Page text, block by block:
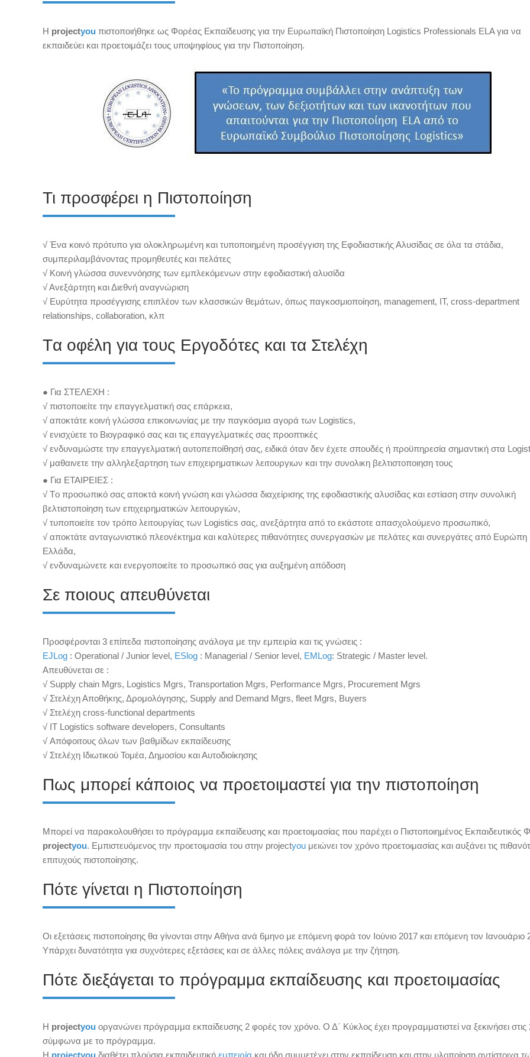
Η projectyou πιστοποιήθηκε ως Φορέας Εκπαίδευσης για την Ευρωπαϊκή Πιστοποίηση Logistics Professionals ELA για να
εκπαιδεύει και προετοιμάζει τους υποψηφίους για την Πιστοποίηση.
Τι προσφέρει η Πιστοποίηση
√ Ένα κοινό πρότυπο για ολοκληρωμένη και τυποποιημένη προσέγγιση της Εφοδιαστικής Αλυσίδας σε όλα τα στάδια,
συμπεριλαμβάνοντας προμηθευτές και πελάτες
√ Κοινή γλώσσα συνεννόησης των εμπλεκόμενων στην εφοδιαστική αλυσίδα
√ Ανεξάρτητη και Διεθνή αναγνώριση
√ Ευρύτητα προσέγγισης επιπλέον των κλασσικών θεμάτων, όπως παγκοσμιοποίηση, management, IT, cross-department
relationships, collaboration, κλπ
Tα οφέλη για τους Εργοδότες και τα Στελέχη
● Για ΣΤΕΛΕΧΗ :
√ πιστοποιείτε την επαγγελματική σας επάρκεια,
√ αποκτάτε κοινή γλώσσα επικοινωνίας με την παγκόσμια αγορά των Logistics,
√ ενισχύετε το Βιογραφικό σας και τις επαγγελματικές σας προοπτικές
√ ενδυναμώστε την επαγγελματική αυτοπεποίθησή σας, ειδικά όταν δεν έχετε σπουδές ή προϋπηρεσία σημαντική στα
√ μαθαινετε την αλληλεξαρτηση των επιχειρηματικων λειτουργιων και την συνολικη βελτιστοποιηση τους
● Για ΕΤΑΙΡΕΙΕΣ :
√ Tο προσωπικό σας αποκτά κοινή γνώση και γλώσσα διαχείρισης της εφοδιαστικής αλυσίδας και εστίαση στην συνολική
βελτιστοποίηση των επιχειρηματικών λειτουργιών,
√ τυποποιείτε τον τρόπο λειτουργίας των Logistics σας, ανεξάρτητα από το εκάστοτε απασχολούμενο προσωπικό,
√ αποκτάτε ανταγωνιστικό πλεονέκτημα και καλύτερες πιθανότητες συνεργασιών με πελάτες και συνεργάτες από Ευρώπη
Ελλάδα,
√ ενδυναμώνετε και ενεργοποιείτε το προσωπικό σας για αυξημένη απόδοση
Σε ποιους απευθύνεται
Προσφέρονται 3 επίπεδα πιστοποίησης ανάλογα με την εμπειρία και τις γνώσεις :
ΕJLog : Operational / Junior level, ESlog : Μanagerial / Senior level, EMLog: Strategic / Master level.
Απευθύνεται σε :
√ Supply chain Mgrs, Logistics Mgrs, Transportation Mgrs, Performance Mgrs, Procurement Mgrs
√ Στελέχη Αποθήκης, Δρομολόγησης, Supply and Demand Mgrs, fleet Mgrs, Buyers
√ Στελέχη cross-functional departments
√ IT Logistics software developers, Consultants
√ Απόφοιτους όλων των βαθμίδων εκπαίδευσης
√ Στελέχη Ιδιωτικού Τομέα, Δημοσίου και Αυτοδιοίκησης
Πως μπορεί κάποιος να προετοιμαστεί για την πιστοποίηση
Μπορεί να παρακολουθήσει το πρόγραμμα εκπαίδευσης και προετοιμασίας που παρέχει ο Πιστοποιημένος Εκπαιδευτικός
projectyou. Εμπιστευόμενος την προετοιμασία του στην projectyou μειώνει τον χρόνο προετοιμασίας και αυξάνει τις
επιτυχούς πιστοποίησης.
Πότε γίνεται η Πιστοποίηση
Οι εξετάσεις πιστοποίησης θα γίνονται στην Αθήνα ανά 6μηνο με επόμενη φορά τον Ιούνιο 2017 και επόμενη τον Ιανουάριο
Υπάρχει δυνατότητα για συχνότερες εξετάσεις και σε άλλες πόλεις ανάλογα με την ζήτηση.
Πότε διεξάγεται το πρόγραμμα εκπαίδευσης και προετοιμασίας
Η projectyou οργανώνει πρόγραμμα εκπαίδευσης 2 φορές τον χρόνο. Ο Δ΄ Κύκλος έχει προγραμματιστεί να ξεκινήσει
σύμφωνα με το πρόγραμμα.
Η projectyou διαθέτει πλούσια εκπαιδευτική εμπειρία και ήδη συμμετέχει στην εκπαίδευση και στην υλοποίηση αντίστοιχα